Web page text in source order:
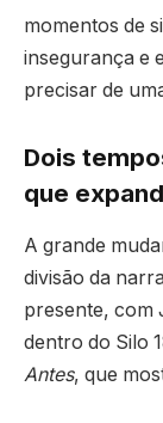
momentos de
insegurança e
precisar de
Dois
que
A grande
divisão da
presente, com
dentro do Silo
Antes, que